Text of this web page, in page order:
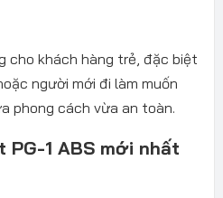
cho khách hàng trẻ, đặc biệt
người mới đi làm muốn
phong cách vừa an toàn.
1 ABS mới nhất